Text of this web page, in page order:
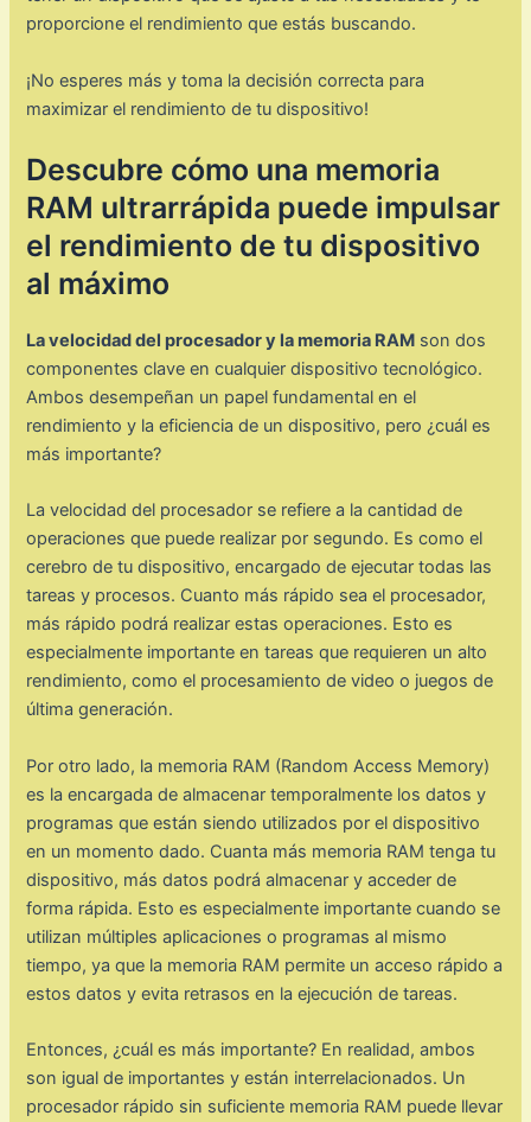
proporcione el rendimiento que estás buscando.
¡No esperes más y toma la decisión correcta para
maximizar el rendimiento de tu dispositivo!
Descubre cómo una memoria
RAM ultrarrápida puede impulsar
el rendimiento de tu dispositivo
al máximo
La velocidad del procesador y la memoria RAM son dos
componentes clave en cualquier dispositivo tecnológico.
Ambos desempeñan un papel fundamental en el
rendimiento y la eficiencia de un dispositivo, pero ¿cuál es
más importante?
La velocidad del procesador se refiere a la cantidad de
operaciones que puede realizar por segundo. Es como el
cerebro de tu dispositivo, encargado de ejecutar todas las
tareas y procesos. Cuanto más rápido sea el procesador,
más rápido podrá realizar estas operaciones. Esto es
especialmente importante en tareas que requieren un alto
rendimiento, como el procesamiento de video o juegos de
última generación.
Por otro lado, la memoria RAM (Random Access Memory)
es la encargada de almacenar temporalmente los datos y
programas que están siendo utilizados por el dispositivo
en un momento dado. Cuanta más memoria RAM tenga tu
dispositivo, más datos podrá almacenar y acceder de
forma rápida. Esto es especialmente importante cuando se
utilizan múltiples aplicaciones o programas al mismo
tiempo, ya que la memoria RAM permite un acceso rápido a
estos datos y evita retrasos en la ejecución de tareas.
Entonces, ¿cuál es más importante? En realidad, ambos
son igual de importantes y están interrelacionados. Un
procesador rápido sin suficiente memoria RAM puede llevar